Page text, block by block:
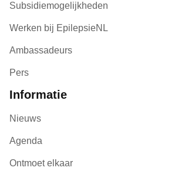
Subsidiemogelijkheden
Werken bij EpilepsieNL
Ambassadeurs
Pers
Informatie
Nieuws
Agenda
Ontmoet elkaar